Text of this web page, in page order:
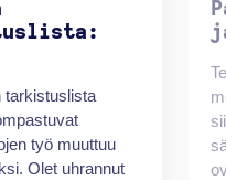
tarkistuslista
työ muuttuu
Olet uhrannut